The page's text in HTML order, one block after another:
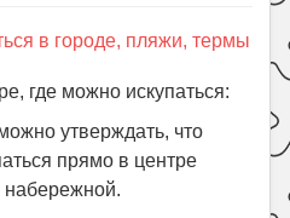
в городе, пляжи, термы
где можно искупаться:
утверждать, что
прямо в центре
набережной.